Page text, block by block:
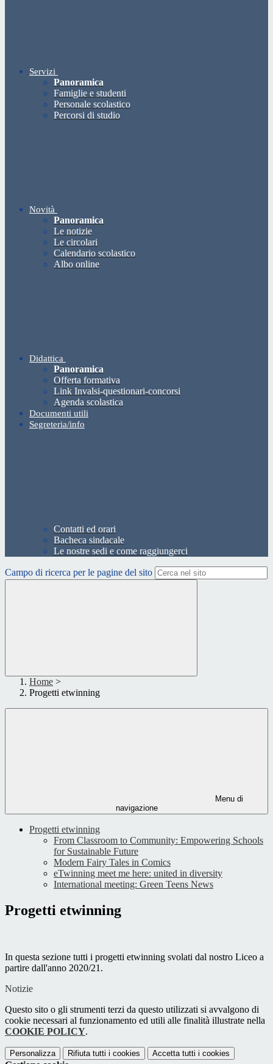
Servizi
Panoramica
Famiglie e studenti
Personale scolastico
Percorsi di studio
Novità
Panoramica
Le notizie
Le circolari
Calendario scolastico
Albo online
Didattica
Panoramica
Offerta formativa
Link Invalsi-questionari-concorsi
Agenda scolastica
Documenti utili
Segreteria/info
Contatti ed orari
Bacheca sindacale
Le nostre sedi e come raggiungerci
Campo di ricerca per le pagine del sito
Home >
Progetti etwinning
Menu di
navigazione
Progetti etwinning
From Classroom to Community: Empowering Schools
for Sustainable Future
Modern Fairy Tales in Comics
eTwinning meet me here: united in diversity
International meeting: Green Teens News
Progetti etwinning
In questa sezione tutti i progetti etwinning svolati dal nostro Liceo a
partire dall'anno 2020/21.
Notizie
Questo sito o gli strumenti terzi da questo utilizzati si avvalgono di
cookie necessari al funzionamento ed utili alle finalità illustrate nella
COOKIE POLICY.
Personalizza Rifiuta tutti i cookies Accetta tutti i cookies